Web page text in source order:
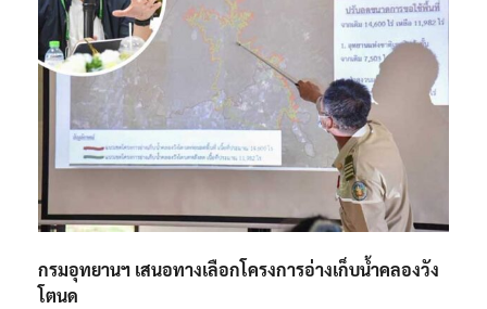
กรมอุทยานฯ เสนอทางเลือกโครงการอ่างเก็บน้ำคลองวัง
โตนด